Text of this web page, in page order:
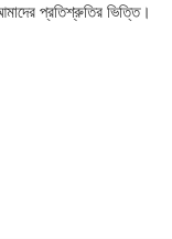
প্রতিশ্রুতির ভিত্তি।